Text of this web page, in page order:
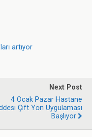
artıyor
Next Post
4 Ocak Pazar Hastane
Çift Yön Uygulaması
Başlıyor